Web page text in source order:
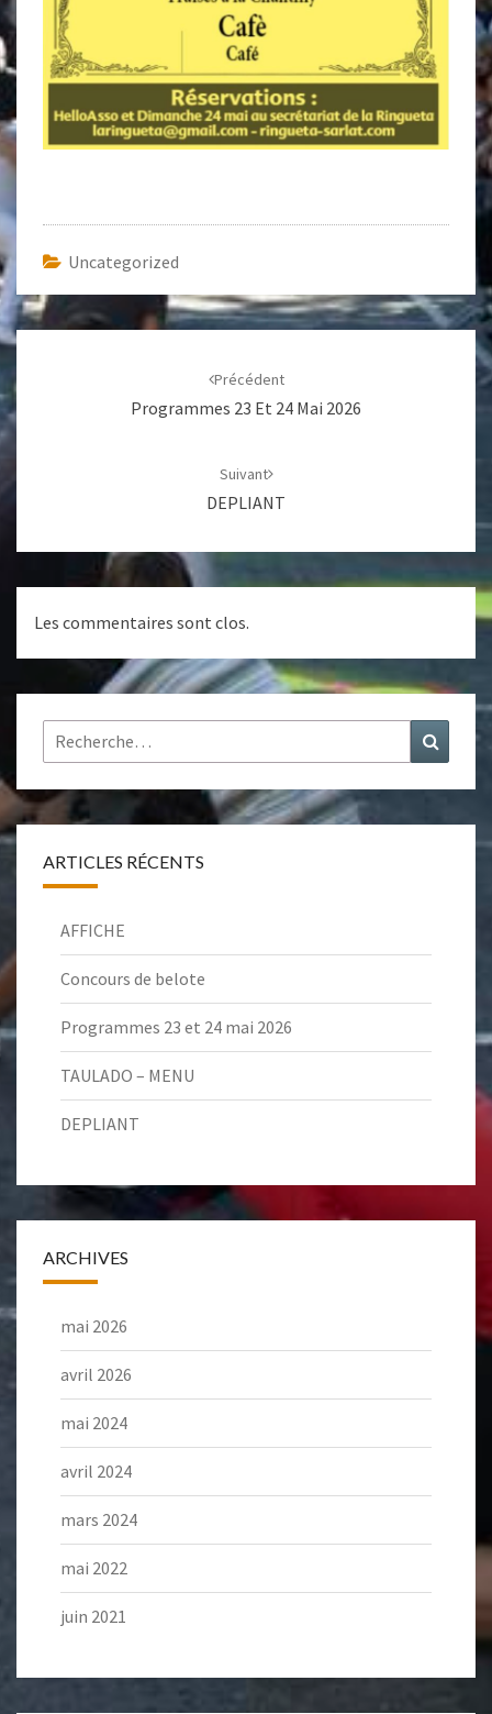
Uncategorized
Navigation
Précédent
Programmes 23 Et 24 Mai 2026
Suivant
DEPLIANT
Les commentaires sont clos.
Rechercher :
ARTICLES RÉCENTS
AFFICHE
Concours de belote
Programmes 23 et 24 mai 2026
TAULADO – MENU
DEPLIANT
ARCHIVES
mai 2026
avril 2026
mai 2024
avril 2024
mars 2024
mai 2022
juin 2021